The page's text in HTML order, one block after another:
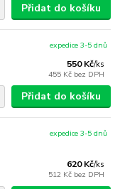
Přidat do košíku
550 Kč/ks
455 Kč bez DPH
expedice 3-5 dnů
Přidat do košíku
620 Kč/ks
512 Kč bez DPH
expedice 3-5 dnů